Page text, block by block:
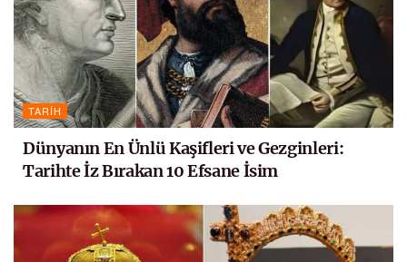
TARIH
Dünyanın En Ünlü Kaşifleri ve Gezginleri:
Tarihte İz Bırakan 10 Efsane İsim